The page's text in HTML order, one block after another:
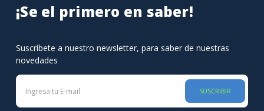
¡Se el primero en saber!
Suscríbete a nuestro newsletter, para saber de nuestras
novedades
SUSCRIBIR